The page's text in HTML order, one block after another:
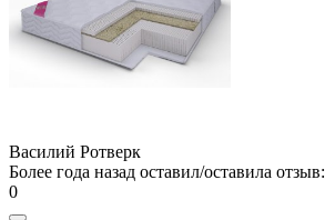
Василий Ротверк
Более года назад оставил/оставила отзыв:
0